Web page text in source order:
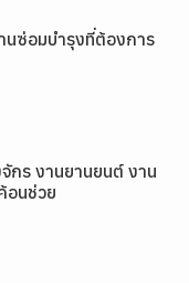
นซ่อมบำรุงที่ต้องการ
กร งานยานยนต์ งาน
อนช่วย